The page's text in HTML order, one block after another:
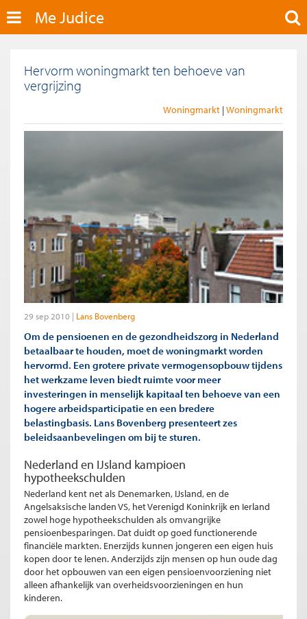
Me Judice
Hervorm woningmarkt ten behoeve van
vergrijzing
Woningmarkt Woningmarkt
29 sep 2010 Lans Bovenberg
Om de pensioenen en de gezondheidszorg in Nederland
betaalbaar te houden, moet de woningmarkt worden
hervormd. Een grotere private vermogensopbouw tijdens
het werkzame leven biedt ruimte voor meer
investeringen in menselijk kapitaal ten behoeve van een
hogere arbeidsparticipatie en een bredere
belastingbasis. Lans Bovenberg presenteert zes
beleidsaanbevelingen om bij te sturen.
Nederland en IJsland kampioen
hypotheekschulden
Nederland kent net als Denemarken, IJsland, en de
Angelsaksische landen VS, het Verenigd Koninkrijk en Ierland
zowel hoge hypotheekschulden als omvangrijke
pensioenbesparingen. Dat duidt op goed functionerende
financiële markten. Enerzijds kunnen jongeren een eigen huis
kopen door te lenen. Anderzijds zijn mensen op hun oude dag
door het opbouwen van een eigen pensioenvoorziening niet
alleen afhankelijk van overheidsvoorzieningen en hun
kinderen.